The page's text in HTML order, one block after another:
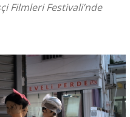
Filmleri Festivali’nde